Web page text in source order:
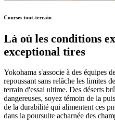
Courses tout-terrain
Là où les conditions
exceptional tires
Yokohama s'associe à des équipes
repoussant sans relâche les limites
terrain d'essai ultime. Des déserts
dangereuses, soyez témoin de la
de la durabilité qui alimentent ces
dans la poursuite acharnée des